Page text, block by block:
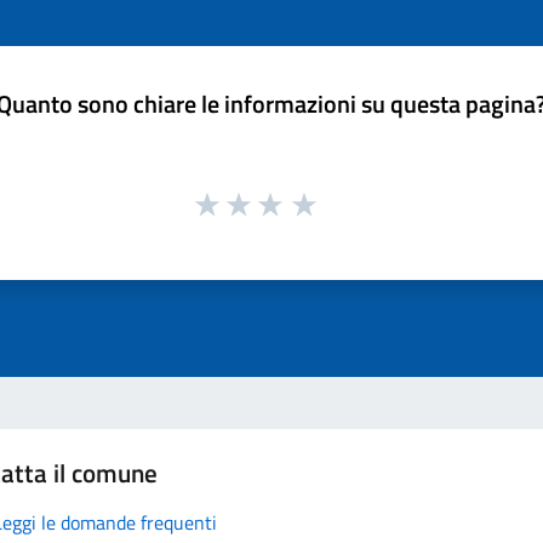
sono chiare le informazioni su questa
il comune
le domande frequenti